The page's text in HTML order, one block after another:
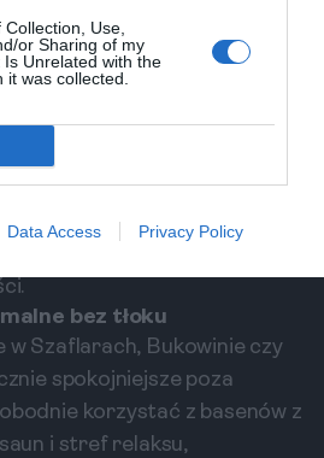
Use,
or Sharing of my
Unrelated with the
was collected.
Data Access Privacy Policy
w górskim
i piękne widoki to idealne
relaksu i regeneracji sił.
czasu i tłumów znika,
się na odnowie biologicznej i
Zakopiańskie centra
bez tłoku
w Szaflarach, Bukowinie czy
spokojniejsze poza
korzystać z basenów z
i stref relaksu,